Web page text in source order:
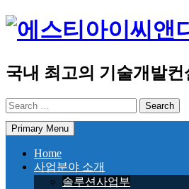
Skip
국내 최고의 기술개발
Search
for:
Primary Menu
Home
사업분야 소개
솔루션사업부